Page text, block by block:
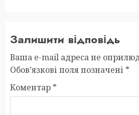
Залишити відповідь
Ваша e-mail адреса не
Обов’язкові поля позначені *
Коментар *